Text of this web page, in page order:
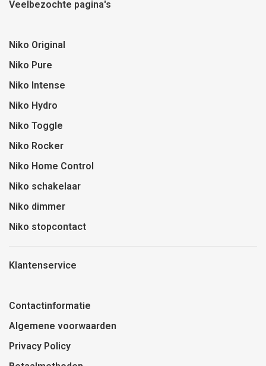
Veelbezochte pagina's
Niko Original
Niko Pure
Niko Intense
Niko Hydro
Niko Toggle
Niko Rocker
Niko Home Control
Niko schakelaar
Niko dimmer
Niko stopcontact
Klantenservice
Contactinformatie
Algemene voorwaarden
Privacy Policy